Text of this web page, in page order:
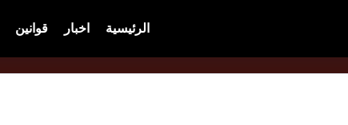
الرئيسية اخبار قوانين